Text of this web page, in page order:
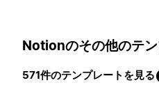
Notionのその他のテン
571件のテンプレートを見る